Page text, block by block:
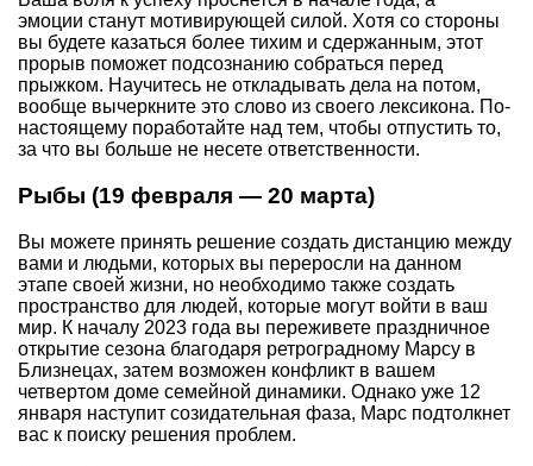
эмоции станут мотивирующей силой. Хотя со стороны
вы будете казаться более тихим и сдержанным, этот
прорыв поможет подсознанию собраться перед
прыжком. Научитесь не откладывать дела на потом,
вообще вычеркните это слово из своего лексикона. По-
настоящему поработайте над тем, чтобы отпустить то,
за что вы больше не несете ответственности.
Рыбы (19 февраля — 20 марта)
Вы можете принять решение создать дистанцию ​​между
вами и людьми, которых вы переросли на данном
этапе своей жизни, но необходимо также создать
пространство для людей, которые могут войти в ваш
мир. К началу 2023 года вы переживете праздничное
открытие сезона благодаря ретроградному Марсу в
Близнецах, затем возможен конфликт в вашем
четвертом доме семейной динамики. Однако уже 12
января наступит созидательная фаза, Марс подтолкнет
вас к поиску решения проблем.